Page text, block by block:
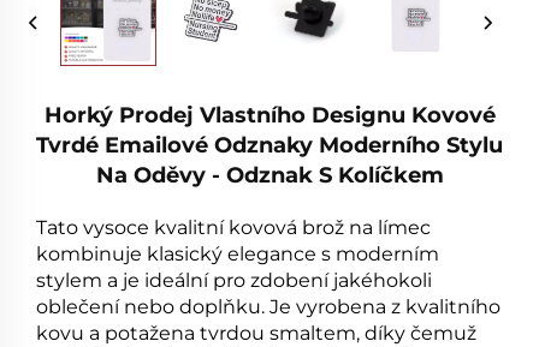
Horký Prodej Vlastního Designu Kovové
Tvrdé Emailové Odznaky Moderního Stylu
Na Oděvy - Odznak S Kolíčkem
Tato vysoce kvalitní kovová brož na límec
kombinuje klasický elegance s moderním
stylem a je ideální pro zdobení jakéhokoli
oblečení nebo doplňku. Je vyrobena z kvalitního
kovu a potažena tvrdou smaltem, díky čemuž